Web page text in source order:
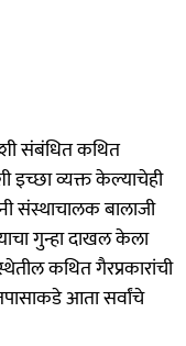
संबंधित कथित
इच्छा व्यक्त केल्याचेही
संस्थाचालक बालाजी
गुन्हा दाखल केला
कथित गैरप्रकारांची
आता सर्वांचे